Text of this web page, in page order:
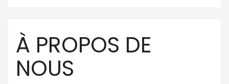
À PROPOS DE
NOUS